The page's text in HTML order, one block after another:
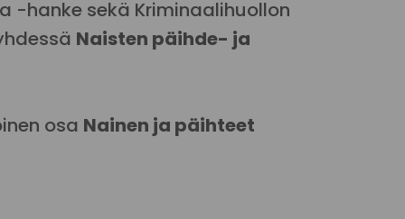
-hanke sekä Kriminaalihuollon
Naisten päihde- ja
osa Nainen ja päihteet